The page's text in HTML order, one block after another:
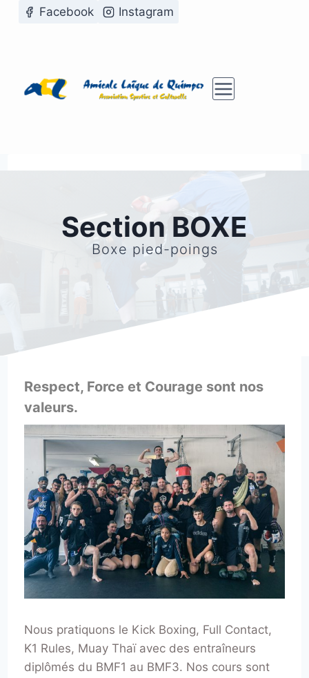
Facebook Instagram
Section BOXE
Boxe pied-poings
Respect, Force et Courage sont nos
valeurs.
Nous pratiquons le Kick Boxing, Full Contact,
K1 Rules, Muay Thaï avec des entraîneurs
diplômés du BMF1 au BMF3. Nos cours sont